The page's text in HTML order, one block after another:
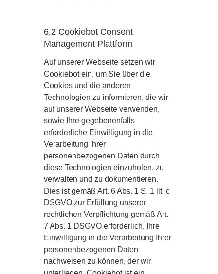
6.2 Cookiebot Consent
Management Plattform
Auf unserer Webseite setzen wir
Cookiebot ein, um Sie über die
Cookies und die anderen
Technologien zu informieren, die wir
auf unserer Webseite verwenden,
sowie Ihre gegebenenfalls
erforderliche Einwilligung in die
Verarbeitung Ihrer
personenbezogenen Daten durch
diese Technologien einzuholen, zu
verwalten und zu dokumentieren.
Dies ist gemäß Art. 6 Abs. 1 S. 1 lit. c
DSGVO zur Erfüllung unserer
rechtlichen Verpflichtung gemäß Art.
7 Abs. 1 DSGVO erforderlich, Ihre
Einwilligung in die Verarbeitung Ihrer
personenbezogenen Daten
nachweisen zu können, der wir